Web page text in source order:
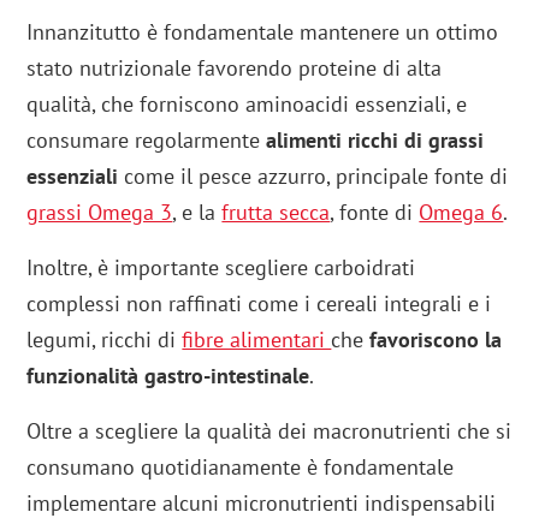
Innanzitutto è fondamentale mantenere un ottimo
stato nutrizionale favorendo proteine di alta
qualità, che forniscono aminoacidi essenziali, e
consumare regolarmentealimenti ricchi di grassi
essenziali come il pesce azzurro, principale fonte di
grassi Omega 3, e lafrutta secca, fonte di Omega 6.
Inoltre, è importante scegliere carboidrati
complessi non raffinati come i cereali integrali e i
legumi, ricchi difibre alimentari chefavoriscono la
funzionalità gastro-intestinale.
Oltre a scegliere la qualità dei macronutrienti che si
consumano quotidianamente è fondamentale
implementare alcuni micronutrienti indispensabili